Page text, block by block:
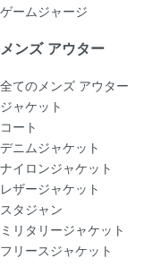
ゲームジャージ
メンズ アウター
全てのメンズ アウター
ジャケット
コート
デニムジャケット
ナイロンジャケット
レザージャケット
スタジャン
ミリタリージャケット
フリースジャケット